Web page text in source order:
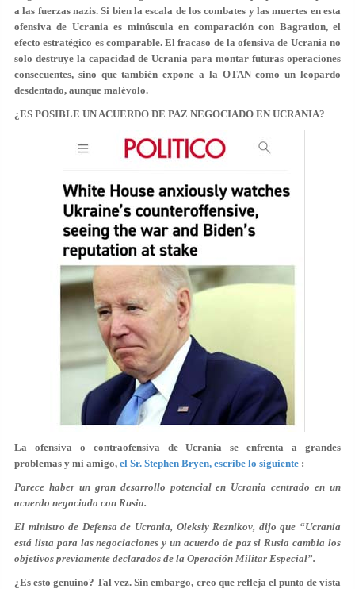
a las fuerzas nazis. Si bien la escala de los combates y las muertes en esta
ofensiva de Ucrania es minúscula en comparación con Bagration, el
efecto estratégico es comparable. El fracaso de la ofensiva de Ucrania no
solo destruye la capacidad de Ucrania para montar futuras operaciones
consecuentes, sino que también expone a la OTAN como un leopardo
desdentado, aunque malévolo.
¿ES POSIBLE UN ACUERDO DE PAZ NEGOCIADO EN UCRANIA?
La ofensiva o contraofensiva de Ucrania se enfrenta a grandes
problemas y mi amigo, el Sr. Stephen Bryen, escribe lo siguiente :
Parece haber un gran desarrollo potencial en Ucrania centrado en un
acuerdo negociado con Rusia.
El ministro de Defensa de Ucrania, Oleksiy Reznikov, dijo que “Ucrania
está lista para las negociaciones y un acuerdo de paz si Rusia cambia los
objetivos previamente declarados de la Operación Militar Especial”.
¿Es esto genuino? Tal vez. Sin embargo, creo que refleja el punto de vista